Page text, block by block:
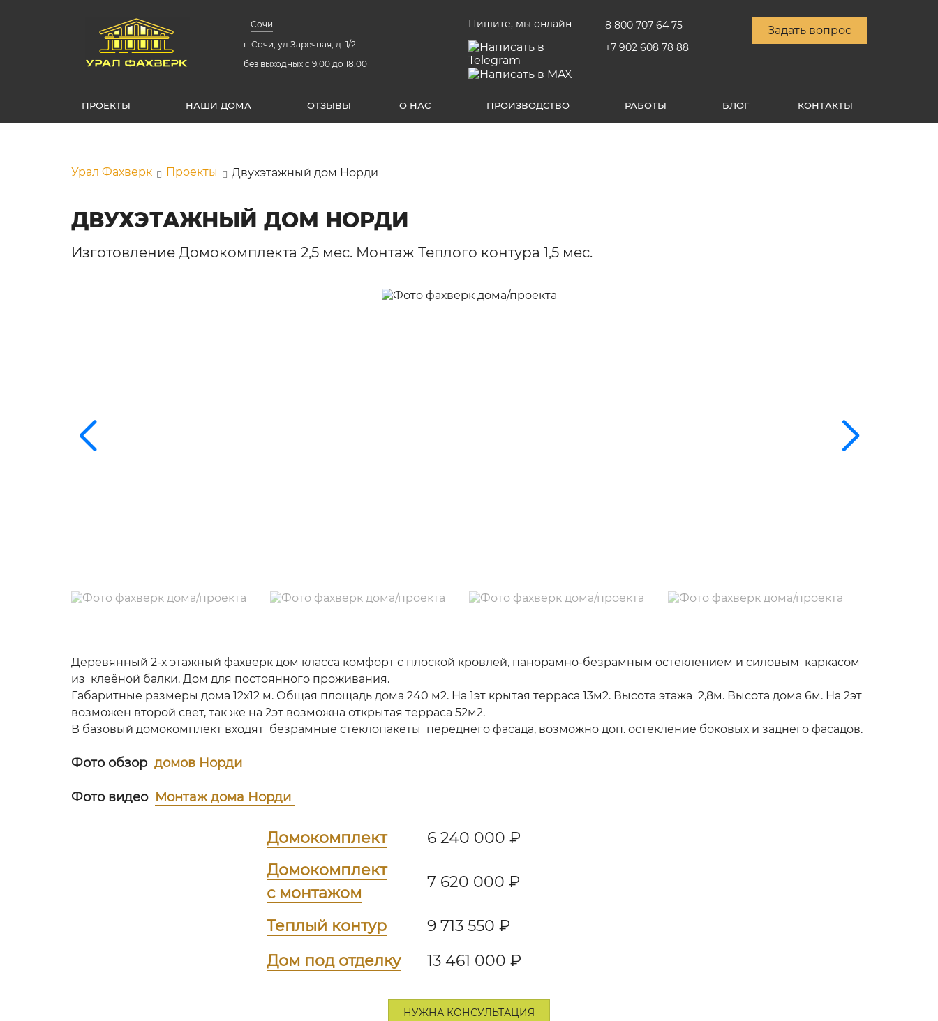
Сочи
г. Сочи, ул.Заречная, д. 1/2
без выходных с 9:00 до 18:00
Пишите, мы онлайн
8 800 707 64 75
+7 902 608 78 88
Задать вопрос
ПРОЕКТЫ НАШИ ДОМА ОТЗЫВЫ О НАС ПРОИЗВОДСТВО РАБОТЫ БЛОГ КОНТАКТЫ
Урал Фахверк Проекты Двухэтажный дом Норди
ДВУХЭТАЖНЫЙ ДОМ НОРДИ
Изготовление Домокомплекта 2,5 мес. Монтаж Теплого контура 1,5 мес.
Деревянный 2-х этажный фахверк дом класса комфорт с плоской кровлей, панорамно-безрамным остеклением и силовым каркасом
из клеёной балки. Дом для постоянного проживания.
Габаритные размеры дома 12х12 м. Общая площадь дома 240 м2. На 1эт крытая терраса 13м2. Высота этажа 2,8м. Высота дома 6м. На 2эт
возможен второй свет, так же на 2эт возможна открытая терраса 52м2.
В базовый домокомплект входят безрамные стеклопакеты переднего фасада, возможно доп. остекление боковых и заднего фасадов.
Фото обзор домов Норди
Фото видео Монтаж дома Норди
Домокомплект
6 240 000 ₽
Домокомплект
с монтажом
7 620 000 ₽
Теплый контур
9 713 550 ₽
Дом под отделку
13 461 000 ₽
НУЖНА КОНСУЛЬТАЦИЯ